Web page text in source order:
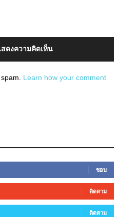
สดงความคิดเห็น
Learn how your comment
ชอบ
ติดตาม
ติดตาม